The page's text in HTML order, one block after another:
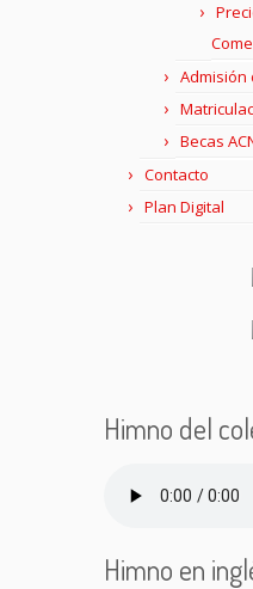
Admisión
Becas
Contacto
Plan Digital
Himno del
Himno en